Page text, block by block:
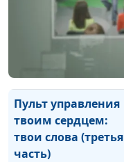
Пульт управления
твоим сердцем:
твои слова (третья
часть)